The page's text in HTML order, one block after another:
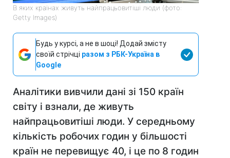
В яких країнах живуть найпрацьовитіші люди (фото:
Getty Images)
Будь у курсі, а не в шоці! Додай змісту
своїй стрічці разом з РБК-Україна в
Google
Аналітики вивчили дані зі 150 країн
світу і взнали, де живуть
найпрацьовитіші люди. У середньому
кількість робочих годин у більшості
країн не перевищує 40, і це по 8 годин